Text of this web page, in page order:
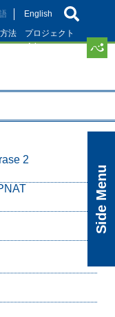
English
法 プロジェクト
Side Menu
2